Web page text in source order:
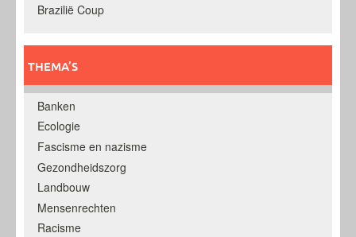
Brazilië Coup
THEMA’S
Banken
Ecologie
Fascisme en nazisme
Gezondheidszorg
Landbouw
Mensenrechten
Racisme